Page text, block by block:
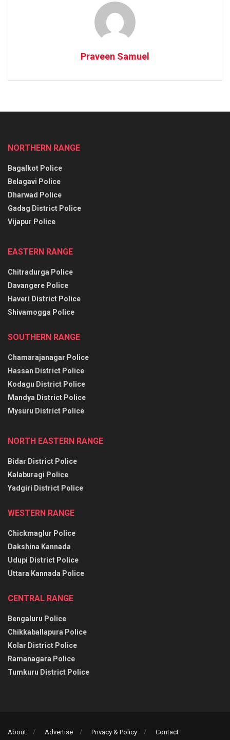
Praveen Samuel
NORTHERN RANGE
Bagalkot Police
Belagavi Police
Dharwad Police
Gadag District Police
Vijapur Police
EASTERN RANGE
Chitradurga Police
Davangere Police
Haveri District Police
Shivamogga Police
SOUTHERN RANGE
Chamarajanagar Police
Hassan District Police
Kodagu District Police
Mandya District Police
Mysuru District Police
NORTH EASTERN RANGE
Bidar District Police
Kalaburagi Police
Yadgiri District Police
WESTERN RANGE
Chickmaglur Police
Dakshina Kannada
Udupi District Police
Uttara Kannada Police
CENTRAL RANGE
Bengaluru Police
Chikkaballapura Police
Kolar District Police
Ramanagara Police
Tumkuru District Police
About Advertise Privacy & Policy Contact